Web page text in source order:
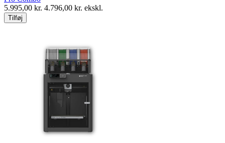
5.995,00 kr. 4.796,00 kr. ekskl.
Tilføj